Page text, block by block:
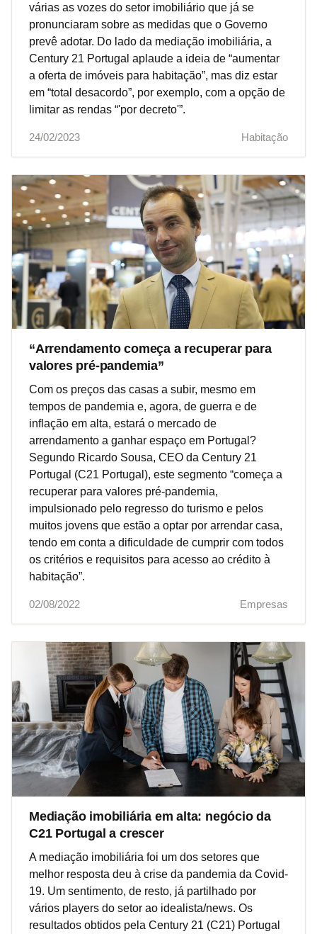
várias as vozes do setor imobiliário que já se
pronunciaram sobre as medidas que o Governo
prevê adotar. Do lado da mediação imobiliária, a
Century 21 Portugal aplaude a ideia de “aumentar
a oferta de imóveis para habitação”, mas diz estar
em “total desacordo”, por exemplo, com a opção de
limitar as rendas “'por decreto'”.
24/02/2023 Habitação
“Arrendamento começa a recuperar para
valores pré-pandemia”
Com os preços das casas a subir, mesmo em
tempos de pandemia e, agora, de guerra e de
inflação em alta, estará o mercado de
arrendamento a ganhar espaço em Portugal?
Segundo Ricardo Sousa, CEO da Century 21
Portugal (C21 Portugal), este segmento “começa a
recuperar para valores pré-pandemia,
impulsionado pelo regresso do turismo e pelos
muitos jovens que estão a optar por arrendar casa,
tendo em conta a dificuldade de cumprir com todos
os critérios e requisitos para acesso ao crédito à
habitação”.
02/08/2022 Empresas
Mediação imobiliária em alta: negócio da
C21 Portugal a crescer
A mediação imobiliária foi um dos setores que
melhor resposta deu à crise da pandemia da Covid-
19. Um sentimento, de resto, já partilhado por
vários players do setor ao idealista/news. Os
resultados obtidos pela Century 21 (C21) Portugal